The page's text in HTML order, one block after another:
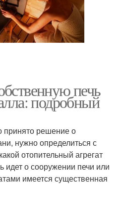
печь
подробный
принято решение о
нужно определиться с
отопительный агрегат
идет о сооружении печи или
имеется существенная